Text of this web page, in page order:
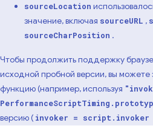
sourceLocation
значение, включая sourceURL ,
sourceCharPosition .
Чтобы продолжить поддержку
исходной пробной версии, вы можете
функцию (например, используя
версию ( invoker =